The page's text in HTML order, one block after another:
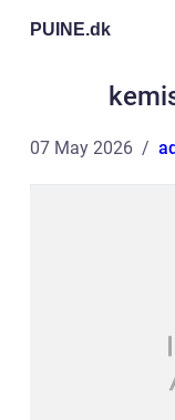
PUINE.dk
07 May 2026